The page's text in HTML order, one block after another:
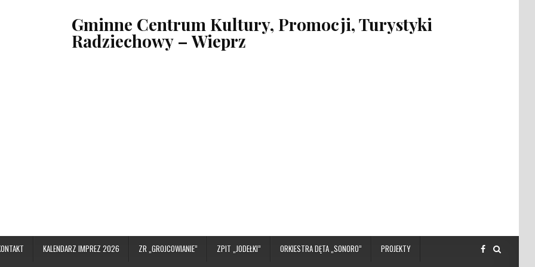
Gminne Centrum Kultury, Promocji, Turystyki
Radziechowy – Wieprz
KALENDARZ IMPREZ 2026 ZR „GROJCOWIANIE” ZPIT „JODEŁKI” ORKIESTRA DĘTA „SONORO” PROJEKTY